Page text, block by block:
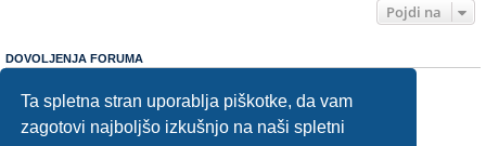
Ta spletna stran uporablja piškotke, da vam
zagotovi najboljšo izkušnjo na naši spletni
Pojdi na
DOVOLJENJA FORUMA
Ne moreteodgovarjati na teme v forumu
Ne moreteurejati prispevkov v temi
Ne moretebrisati vaših prispevkov forumu
Ne morete
dodati priponk prispevkom